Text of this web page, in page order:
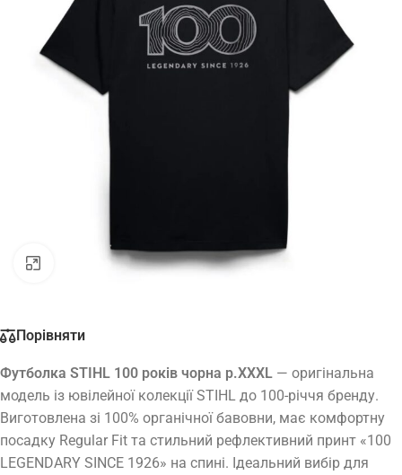
Натисніть, щоб збільшити
Порівняти
Футболка STIHL 100 років чорна р.XXXL — оригінальна
модель із ювілейної колекції STIHL до 100-річчя бренду.
Виготовлена зі 100% органічної бавовни, має комфортну
посадку Regular Fit та стильний рефлективний принт «100
LEGENDARY SINCE 1926» на спині. Ідеальний вибір для